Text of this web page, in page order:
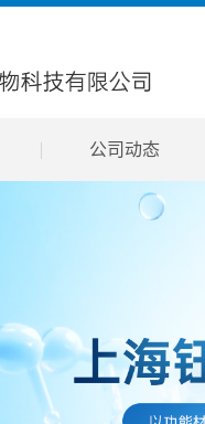
公司动态